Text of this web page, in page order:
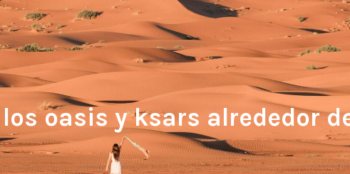
oasis y ksars alrededor